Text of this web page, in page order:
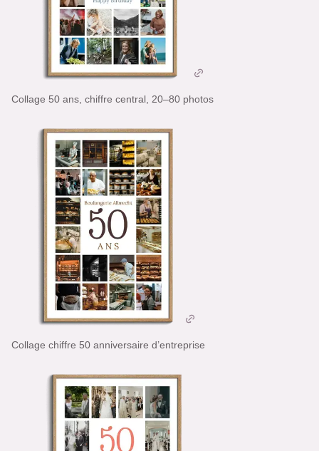
Collage 50 ans, chiffre central, 20–80 photos
Collage chiffre 50 anniversaire d’entreprise